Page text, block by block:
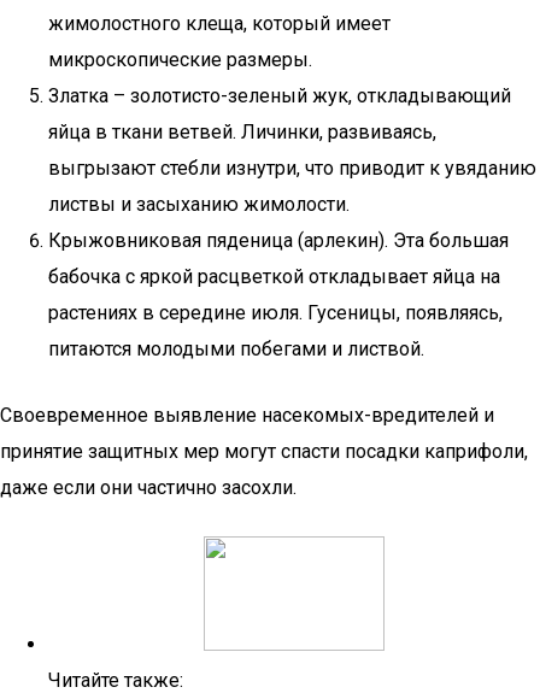
жимолостного клеща, который имеет
микроскопические размеры.
Златка – золотисто-зеленый жук, откладывающий
яйца в ткани ветвей. Личинки, развиваясь,
выгрызают стебли изнутри, что приводит к увяданию
листвы и засыханию жимолости.
Крыжовниковая пяденица (арлекин). Эта большая
бабочка с яркой расцветкой откладывает яйца на
растениях в середине июля. Гусеницы, появляясь,
питаются молодыми побегами и листвой.
Своевременное выявление насекомых-вредителей и
принятие защитных мер могут спасти посадки каприфоли,
даже если они частично засохли.
Читайте также: